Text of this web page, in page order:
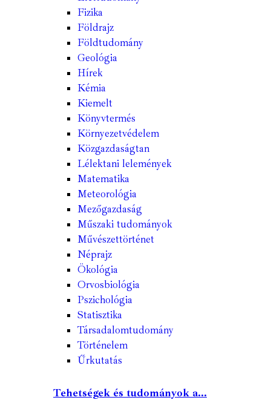
Fizika
Földrajz
Földtudomány
Geológia
Hírek
Kémia
Kiemelt
Könyvtermés
Környezetvédelem
Közgazdaságtan
Lélektani lelemények
Matematika
Meteorológia
Mezőgazdaság
Műszaki tudományok
Művészettörténet
Néprajz
Ökológia
Orvosbiológia
Pszichológia
Statisztika
Társadalomtudomány
Történelem
Űrkutatás
Tehetségek és tudományok a...